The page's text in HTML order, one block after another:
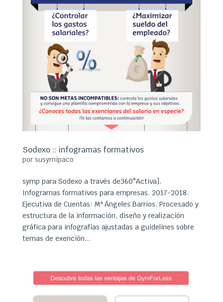
Sodexo :: infogramas formativos
por susymipaco
symp para Sodexo a través de360°Activa].
Infogramas formativos para empresas. 2017-2018.
Ejecutiva de Cuentas: Mª Ángeles Barrios. Procesado y
estructura de la información, diseño y realización
gráfica para infografías ajustadas a guidelines sobre
temas de exención...